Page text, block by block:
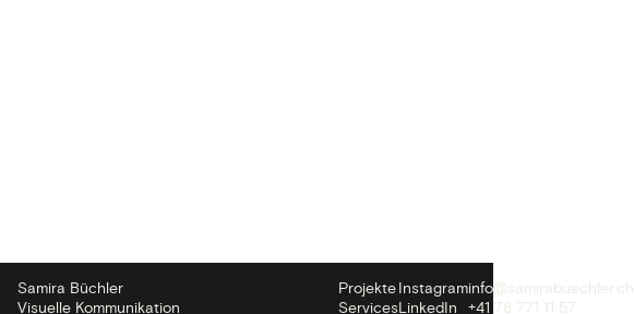
Samira Büchler
Visuelle Kommunikation
Projekte
Services
Instagram
LinkedIn
info@samirabuechler.ch
+41 78 771 11 57